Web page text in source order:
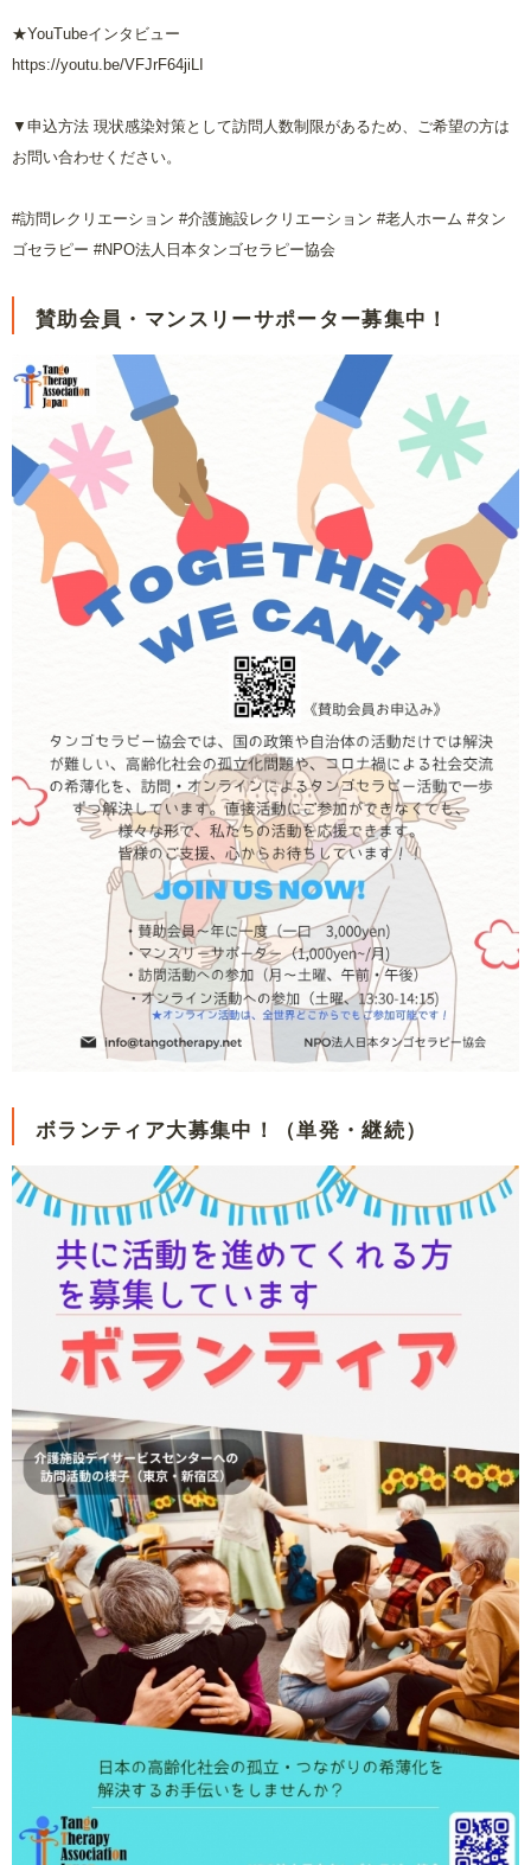
★YouTubeインタビュー
https://youtu.be/VFJrF64jiLI
▼申込方法 現状感染対策として訪問人数制限があるため、ご希望の方は
お問い合わせください。
#訪問レクリエーション #介護施設レクリエーション #老人ホーム #タン
ゴセラピー #NPO法人日本タンゴセラピー協会
賛助会員・マンスリーサポーター募集中！
ボランティア大募集中！（単発・継続）